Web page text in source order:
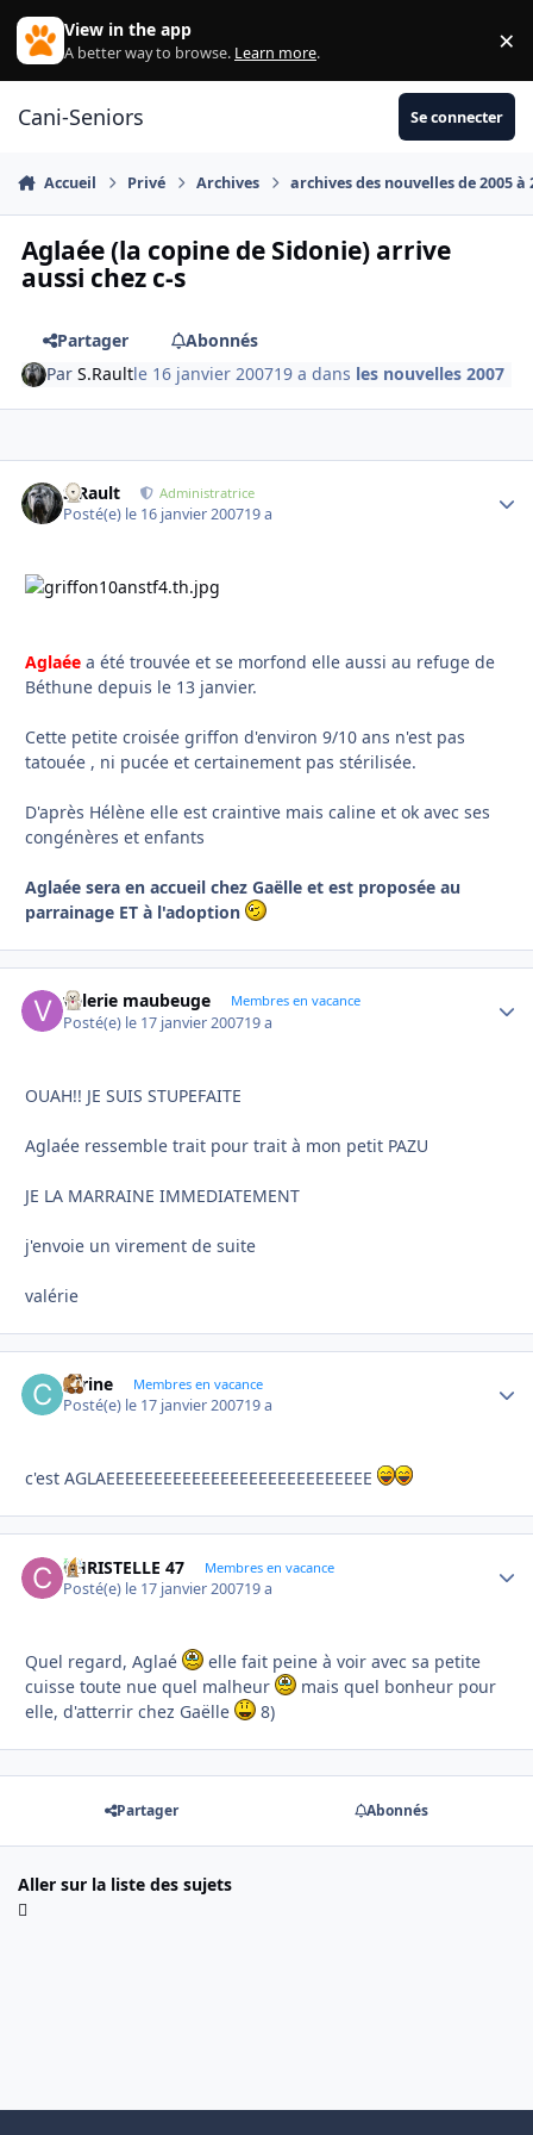
Aller au contenu
View in the app
A better way to browse. Learn more. ×
Cani-Seniors Se connecter
Accueil Privé Archives archives des nouvelles de 2005 à
Aglaée (la copine de Sidonie) arrive
aussi chez c-s
Partager
Abonnés
ParS.Raultle 16 janvier 200719 a dans les nouvelles 2007
S.Rault Administratrice
Posté(e) le 16 janvier 200719 a
Aglaée a été trouvée et se morfond elle aussi au refuge de
Béthune depuis le 13 janvier.
Cette petite croisée griffon d'environ 9/10 ans n'est pas
tatouée , ni pucée et certainement pas stérilisée.
D'après Hélène elle est craintive mais caline et ok avec ses
congénères et enfants
Aglaée sera en accueil chez Gaëlle et est proposée au
parrainage ET à l'adoption
valerie maubeuge Membres en vacance
Posté(e) le 17 janvier 200719 a
OUAH!! JE SUIS STUPEFAITE
Aglaée ressemble trait pour trait à mon petit PAZU
JE LA MARRAINE IMMEDIATEMENT
j'envoie un virement de suite
valérie
carine Membres en vacance
Posté(e) le 17 janvier 200719 a
c'est AGLAEEEEEEEEEEEEEEEEEEEEEEEEEEEE
CHRISTELLE 47 Membres en vacance
Posté(e) le 17 janvier 200719 a
Quel regard, Aglaé
elle fait peine à voir avec sa petite
cuisse toute nue quel malheur
mais quel bonheur pour
elle, d'atterrir chez Gaëlle
8)
Partager Abonnés
Aller sur la liste des sujets